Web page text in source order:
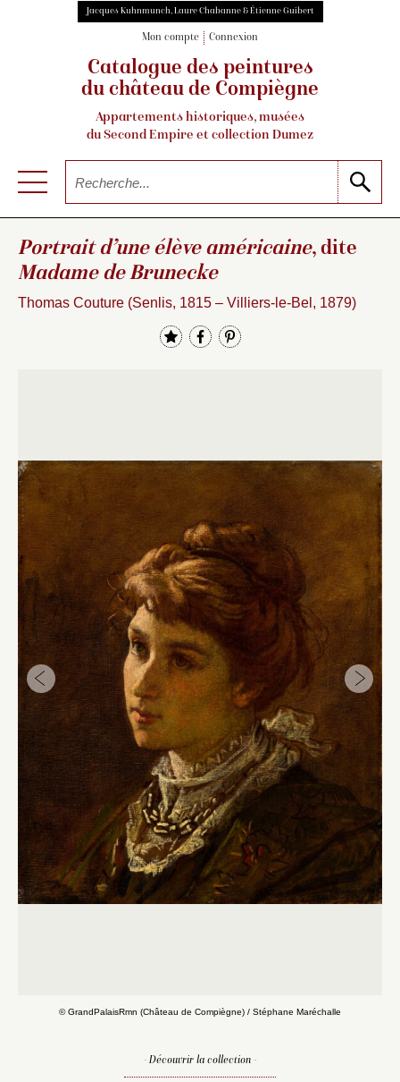
Jacques Kuhnmunch, Laure Chabanne & Étienne Guibert
Mon compte Connexion
Catalogue des peintures
du château de Compiègne
Appartements historiques, musées
du Second Empire et collection Dumez
Portrait d’une élève américaine, dite
Madame de Brunecke
Thomas Couture (Senlis, 1815 – Villiers-le-Bel, 1879)
© GrandPalaisRmn (Château de Compiègne) / Stéphane Maréchalle
- Découvrir la collection -